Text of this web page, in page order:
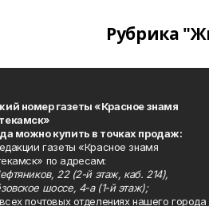
Рубрика
номер газеты «Красное знамя
можно купить в точках продаж:
газеты «Красное знамя
по адресам:
22 (2-й этаж, каб. 214),
шоссе, 4-а (1-й этаж);
почтовых отделениях нашего города